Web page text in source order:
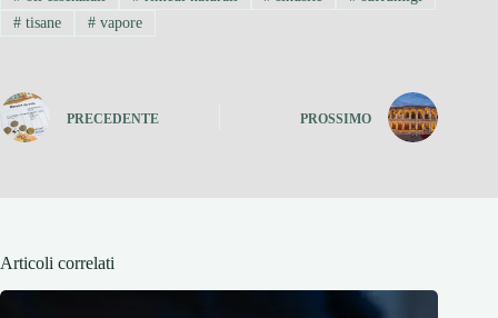
#tisane #vapore
PRECEDENTE PROSSIMO
Articoli correlati